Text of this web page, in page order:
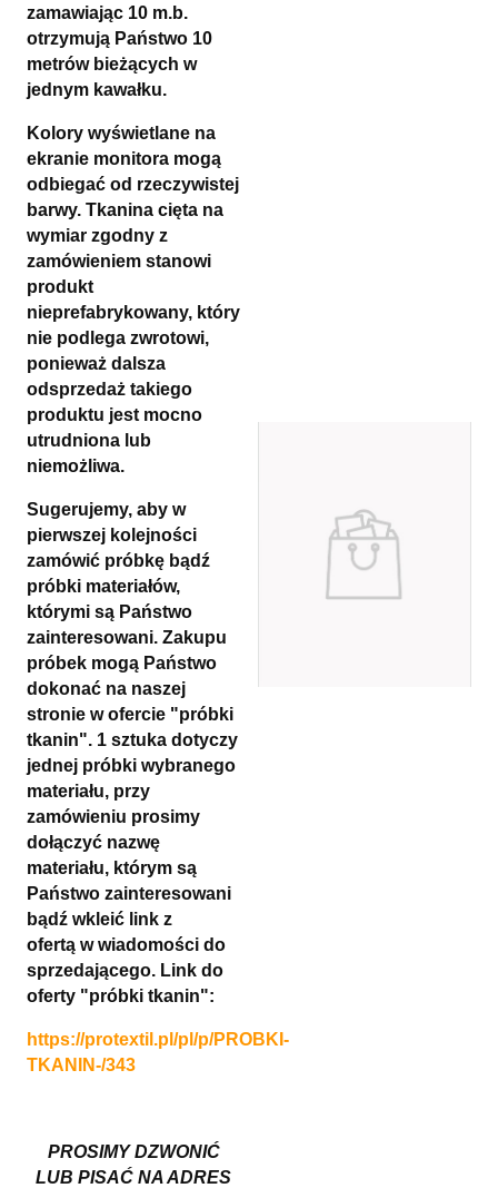
zamawiając 10 m.b.
otrzymują Państwo 10
metrów bieżących w
jednym kawałku.
Kolory wyświetlane na
ekranie monitora mogą
odbiegać od rzeczywistej
barwy. Tkanina cięta na
wymiar zgodny z
zamówieniem stanowi
produkt
nieprefabrykowany, który
nie podlega zwrotowi,
ponieważ dalsza
odsprzedaż takiego
produktu jest mocno
utrudniona lub
niemożliwa.
Sugerujemy, aby w
pierwszej kolejności
zamówić próbkę bądź
próbki materiałów,
którymi są Państwo
zainteresowani. Zakupu
próbek mogą Państwo
dokonać na naszej
stronie w ofercie "próbki
tkanin". 1 sztuka dotyczy
jednej próbki wybranego
materiału, przy
zamówieniu prosimy
dołączyć nazwę
materiału, którym są
Państwo zainteresowani
bądź wkleić link z
ofertą w wiadomości do
sprzedającego. Link do
oferty "próbki tkanin":
https://protextil.pl/pl/p/PROBKI-
TKANIN-/343
PROSIMY DZWONIĆ
LUB PISAĆ NA ADRES